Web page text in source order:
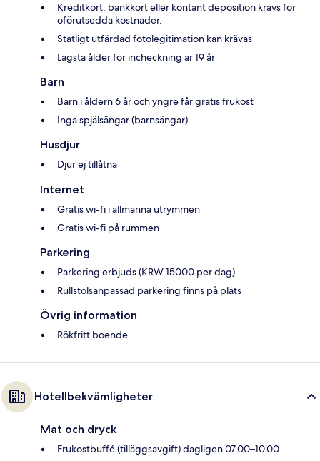
Kreditkort, bankkort eller kontant deposition krävs för
oförutsedda kostnader.
Statligt utfärdad fotolegitimation kan krävas
Lägsta ålder för incheckning är 19 år
Barn
Barn i åldern 6 år och yngre får gratis frukost
Inga spjälsängar (barnsängar)
Husdjur
Djur ej tillåtna
Internet
Gratis wi-fi i allmänna utrymmen
Gratis wi-fi på rummen
Parkering
Parkering erbjuds (KRW 15000 per dag).
Rullstolsanpassad parkering finns på plats
Övrig information
Rökfritt boende
Hotellbekvämligheter
Mat och dryck
Frukostbuffé (tilläggsavgift) dagligen 07.00–10.00